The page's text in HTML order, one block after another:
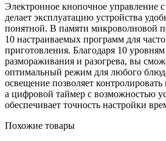
Электронное кнопочное управление
делает эксплуатацию устройства
понятной. В памяти микроволновой
10 настраиваемых программ для
приготовления. Благодаря 10
размораживания и разогрева, вы
оптимальный режим для любого
освещение позволяет
а цифровой таймер с возможностью
обеспечивает точность настройки
Похожие товары